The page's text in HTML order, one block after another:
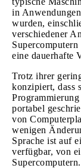
in
wurden,
verschiedener
eine dauerhafte
Trotz ihrer
konzipiert, dass
portabel
von
wenigen
Sprache ist auf
verfügbar, von
Supercomputern.